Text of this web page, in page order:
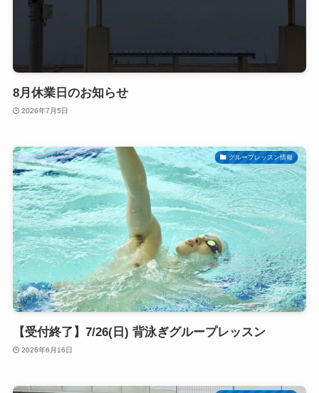
8月休業日のお知らせ
2026年7月5日
グループレッスン情報
【受付終了】7/26(日) 背泳ぎグループレッスン
2026年6月16日